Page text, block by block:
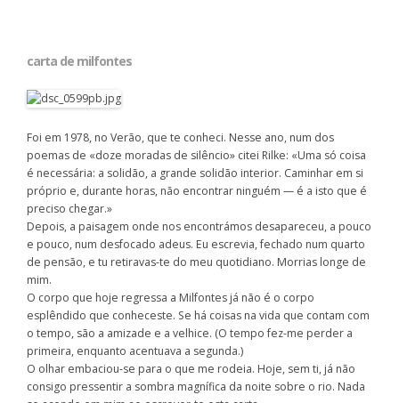
carta de milfontes
Foi em 1978, no Verão, que te conheci. Nesse ano, num dos
poemas de «doze moradas de silêncio» citei Rilke: «Uma só coisa
é necessária: a solidão, a grande solidão interior. Caminhar em si
próprio e, durante horas, não encontrar ninguém — é a isto que é
preciso chegar.»
Depois, a paisagem onde nos encontrámos desapareceu, a pouco
e pouco, num desfocado adeus. Eu escrevia, fechado num quarto
de pensão, e tu retiravas-te do meu quotidiano. Morrias longe de
mim.
O corpo que hoje regressa a Milfontes já não é o corpo
esplêndido que conheceste. Se há coisas na vida que contam com
o tempo, são a amizade e a velhice. (O tempo fez-me perder a
primeira, enquanto acentuava a segunda.)
O olhar embaciou-se para o que me rodeia. Hoje, sem ti, já não
consigo pressentir a sombra magnífica da noite sobre o rio. Nada